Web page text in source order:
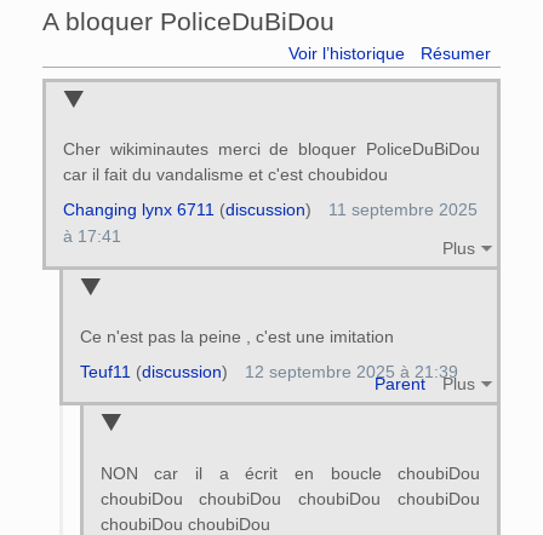
A bloquer PoliceDuBiDou
Voir l’historique Résumer
Cher wikiminautes merci de bloquer PoliceDuBiDou
car il fait du vandalisme et c'est choubidou
Plus
Changing lynx 6711 (discussion)
11 septembre 2025
à 17:41
Ce n'est pas la peine , c'est une imitation
Parent Plus
Teuf11(discussion) 12 septembre 2025 à 21:39
NON car il a écrit en boucle choubiDou
choubiDou choubiDou choubiDou choubiDou
choubiDou choubiDou